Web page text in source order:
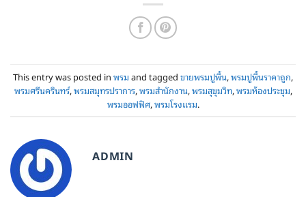
This entry was posted in พรม and tagged ขายพรมปูพื้น,พรมปูพื้นราคาถูก,
พรมศรีนครินทร์,พรมสมุทรปราการ,พรมสำนักงาน,พรมสุขุมวิท,พรมห้องประชุม,
พรมออฟฟิศ,พรมโรงแรม.
ADMIN